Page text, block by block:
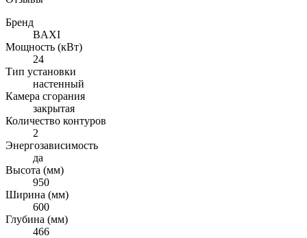
Бренд
BAXI
Мощность (кВт)
24
Тип установки
настенный
Камера сгорания
закрытая
Количество контуров
2
Энергозависимость
да
Высота (мм)
950
Ширина (мм)
600
Глубина (мм)
466